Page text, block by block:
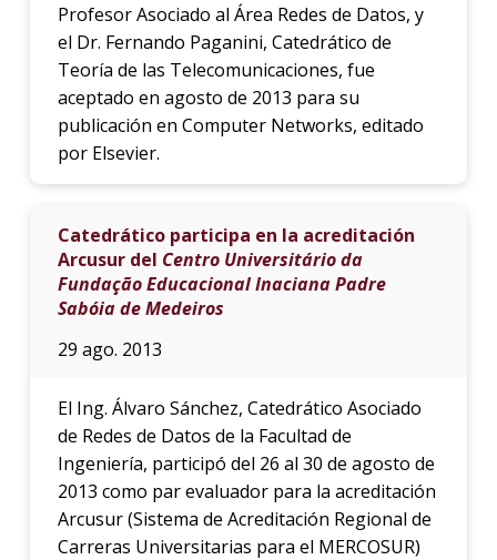
Profesor Asociado al Área Redes de Datos, y
el Dr. Fernando Paganini, Catedrático de
Teoría de las Telecomunicaciones, fue
aceptado en agosto de 2013 para su
publicación en Computer Networks, editado
por Elsevier.
Catedrático participa en la acreditación
Arcusur del Centro Universitário da
Fundação Educacional Inaciana Padre
Sabóia de Medeiros
29 ago. 2013
El Ing. Álvaro Sánchez, Catedrático Asociado
de Redes de Datos de la Facultad de
Ingeniería, participó del 26 al 30 de agosto de
2013 como par evaluador para la acreditación
Arcusur (Sistema de Acreditación Regional de
Carreras Universitarias para el MERCOSUR)